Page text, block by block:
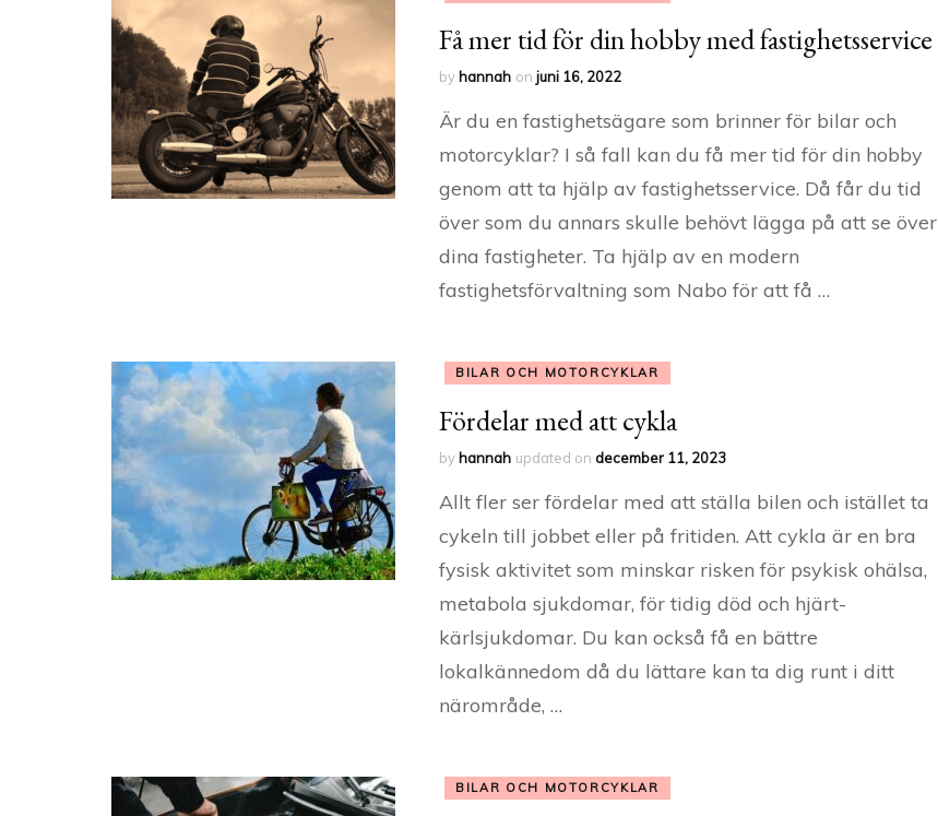
Få mer tid för din hobby med fastighetsservice
by hannah on juni 16, 2022
Är du en fastighetsägare som brinner för bilar och
motorcyklar? I så fall kan du få mer tid för din hobby
genom att ta hjälp av fastighetsservice. Då får du tid
över som du annars skulle behövt lägga på att se över
dina fastigheter. Ta hjälp av en modern
fastighetsförvaltning som Nabo för att få …
BILAR OCH MOTORCYKLAR
Fördelar med att cykla
by hannah updated on december 11, 2023
Allt fler ser fördelar med att ställa bilen och istället ta
cykeln till jobbet eller på fritiden. Att cykla är en bra
fysisk aktivitet som minskar risken för psykisk ohälsa,
metabola sjukdomar, för tidig död och hjärt-
kärlsjukdomar. Du kan också få en bättre
lokalkännedom då du lättare kan ta dig runt i ditt
närområde, …
BILAR OCH MOTORCYKLAR